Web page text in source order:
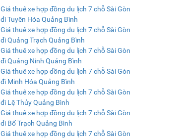
Giá thuê xe hợp đồng du lịch 7 chỗ Sài Gòn
đi Tuyên Hóa Quảng Bình
Giá thuê xe hợp đồng du lịch 7 chỗ Sài Gòn
đi Quảng Trạch Quảng Bình
Giá thuê xe hợp đồng du lịch 7 chỗ Sài Gòn
đi Quảng Ninh Quảng Bình
Giá thuê xe hợp đồng du lịch 7 chỗ Sài Gòn
đi Minh Hóa Quảng Bình
Giá thuê xe hợp đồng du lịch 7 chỗ Sài Gòn
đi Lệ Thủy Quảng Bình
Giá thuê xe hợp đồng du lịch 7 chỗ Sài Gòn
đi Bố Trạch Quảng Bình
Giá thuê xe hợp đồng du lịch 7 chỗ Sài Gòn